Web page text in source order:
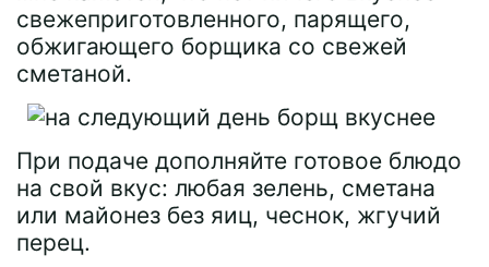
свежеприготовленного, парящего,
обжигающего борщика со свежей
сметаной.
При подаче дополняйте готовое блюдо
на свой вкус: любая зелень, сметана
или майонез без яиц, чеснок, жгучий
перец.